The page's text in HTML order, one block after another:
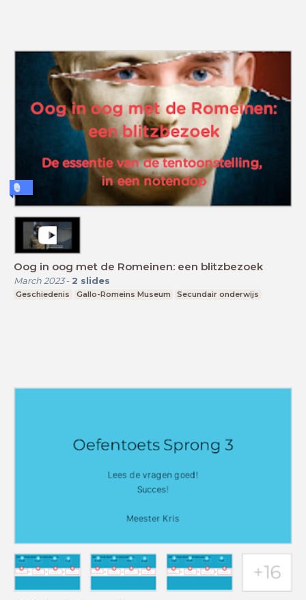
Oog in oog met de Romeinen: een blitzbezoek
March 2023- 2 slides
Geschiedenis Gallo-Romeins Museum Secundair onderwijs